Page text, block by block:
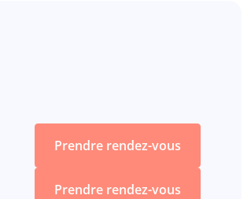
Prendre rendez-vous
Prendre rendez-vous